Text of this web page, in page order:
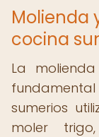
Molienda
cocina
La
sumerios
moler